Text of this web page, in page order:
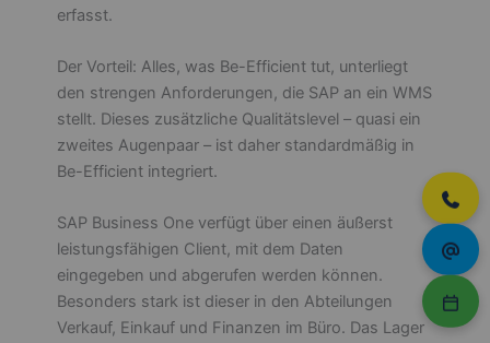
erfasst.
Der Vorteil: Alles, was Be-Efficient tut, unterliegt
den strengen Anforderungen, die SAP an ein WMS
stellt. Dieses zusätzliche Qualitätslevel – quasi ein
zweites Augenpaar – ist daher standardmäßig in
Be-Efficient integriert.
SAP Business One verfügt über einen äußerst
leistungsfähigen Client, mit dem Daten
eingegeben und abgerufen werden können.
Besonders stark ist dieser in den Abteilungen
Verkauf, Einkauf und Finanzen im Büro. Das Lager